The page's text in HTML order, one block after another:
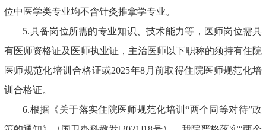
位中医学类专业均不含针灸推拿学专业。
5.具备岗位所需的专业知识、技术能力等，医师岗位需具
有医师资格证及医师执业证，主治医师以下职称的须持有住院
医师规范化培训合格证或2025年8月前取得住院医师规范化培
训合格证。
6.根据《关于落实住院医师规范化培训“两个同等对待”政